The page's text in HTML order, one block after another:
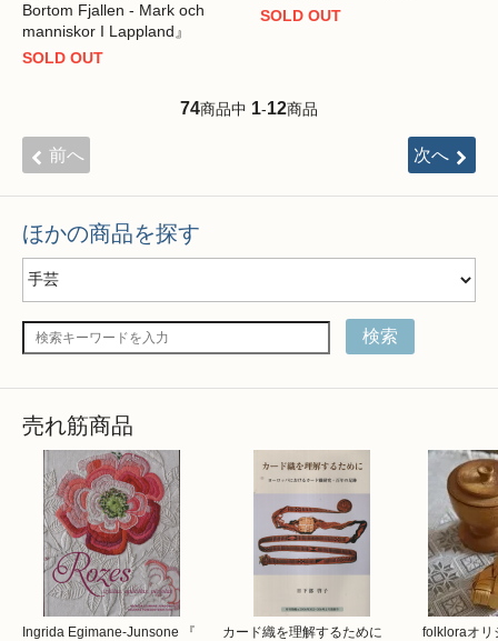
Bortom Fjallen - Mark och
manniskor I Lappland』
SOLD OUT
SOLD OUT
74商品中 1-12商品
前へ 次へ
ほかの商品を探す
検索
売れ筋商品
Ingrida Egimane-Junsone 『
カード織を理解するために
folkloraオ